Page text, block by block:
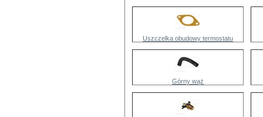
Uszczelka obudowy termostatu
Górny wąż